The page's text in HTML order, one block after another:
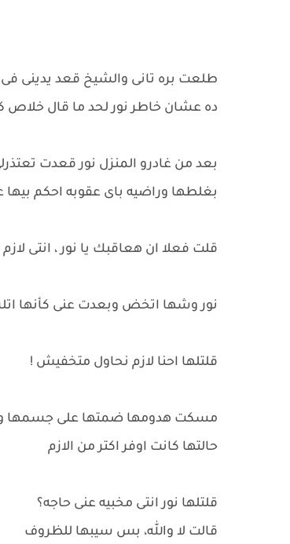
طلعت بره تانى والشيخ قعد يدينى
ده عشان خاطر نور لحد ما قال خلاص
بعد من غادرو المنزل نور قعدت
بغلطها وراضيه باى عقوبه احكم بيها
قلت فعلا ان هعاقبك يا نور ، انتى
نور وشها اتخض وبعدت عنى كأنها
قلتلها احنا لازم نحاول متخفيش !
مسكت هدومها ضمتها على جسمها
حالتها كانت اوفر اكتر من الازم
قلتلها نور انتى مخبيه عنى حاجه؟
قالت لا والله، بس سيبها للظروف